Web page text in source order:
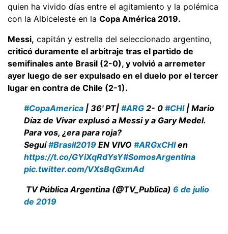
quien ha vivido días entre el agitamiento y la polémica
con la Albiceleste en la Copa América 2019.
Messi, capitán y estrella del seleccionado argentino,
criticó duramente el arbitraje tras el partido de
semifinales ante Brasil (2-0), y volvió a arremeter
ayer luego de ser expulsado en el duelo por el tercer
lugar en contra de Chile (2-1).
#CopaAmerica | 36' PT| #ARG 2- 0 #CHI| Mario
Díaz de Vivar explusó a Messi y a Gary Medel.
Para vos, ¿era para roja?
Seguí#Brasil2019 EN VIVO #ARGxCHIen
https://t.co/GYiXqRdYsY#SomosArgentina
pic.twitter.com/VXsBqGxmAd
TV Pública Argentina (@TV_Publica) 6 de julio
de 2019